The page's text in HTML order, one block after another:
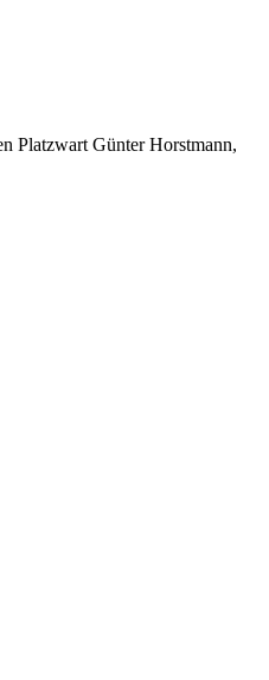
Platzwart Günter Horstmann,